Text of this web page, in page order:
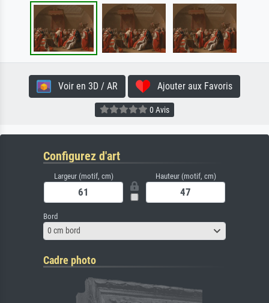
Voir en 3D / AR Ajouter aux Favoris
0 Avis
Configurez d'art
Largeur (motif, cm) Hauteur (motif, cm)
Bord
0 cm bord
Cadre photo